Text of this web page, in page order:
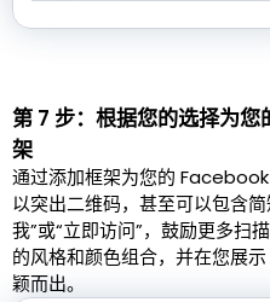
第 7 步：根据您的选择为
架
通过添加框架为您的
以突出二维码，甚至可以包含
我”或“立即访问”，鼓励更多扫
的风格和颜色组合，并在您展
颖而出。